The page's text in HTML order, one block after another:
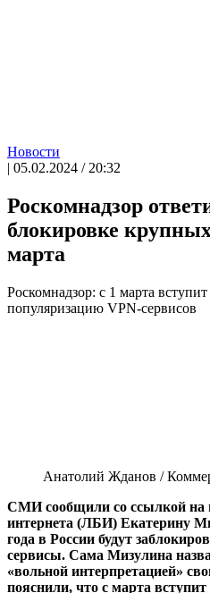
Новости
| 05.02.2024 / 20:32
Роскомнадзор
блокировке
марта
Роскомнадзор: с 1 марта
популяризацию VPN-сервисов
Анатолий Жданов /
СМИ сообщили со ссылкой на
интернета (ЛБИ) Екатерину
года в России будут
сервисы. Сама Мизулина
«вольной интерпретацией»
пояснили, что с марта вступит